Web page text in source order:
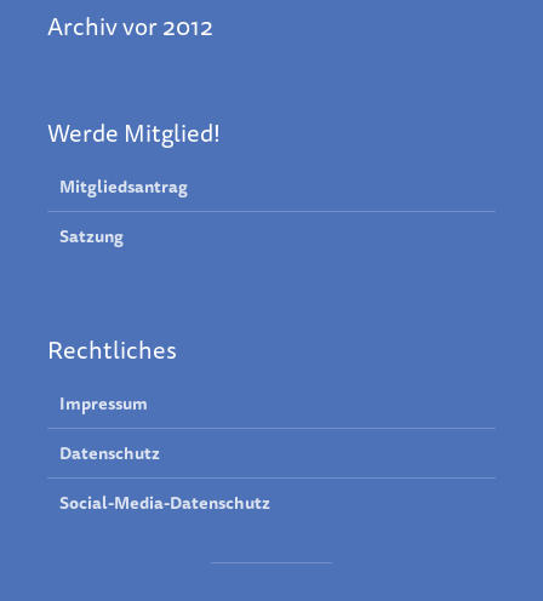
Archiv vor 2012
Werde Mitglied!
Mitgliedsantrag
Satzung
Rechtliches
Impressum
Datenschutz
Social-Media-Datenschutz